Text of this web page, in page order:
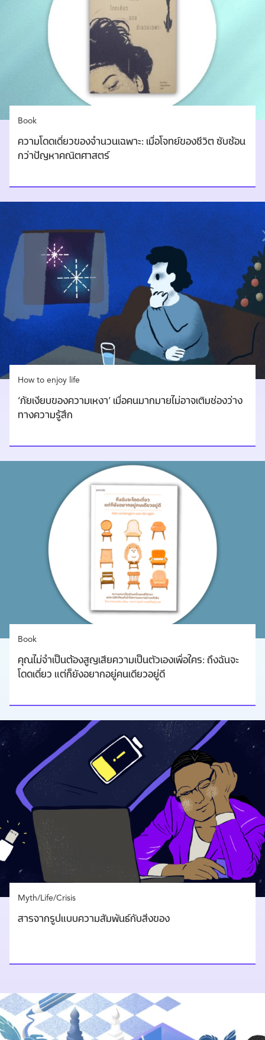
Book
ความโดดเดี่ยวของจำนวนเฉพาะ: เมื่อโจทย์ของชีวิต ซับซ้อน
กว่าปัญหาคณิตศาสตร์
How to enjoy life
‘ภัยเงียบของความเหงา’ เมื่อคนมากมายไม่อาจเติมช่องว่าง
ทางความรู้สึก
Book
คุณไม่จำเป็นต้องสูญเสียความเป็นตัวเองเพื่อใคร: ถึงฉันจะ
โดดเดี่ยว แต่ก็ยังอยากอยู่คนเดียวอยู่ดี
Myth/Life/Crisis
สารจากรูปแบบความสัมพันธ์กับสิ่งของ